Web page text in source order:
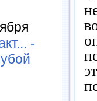
-